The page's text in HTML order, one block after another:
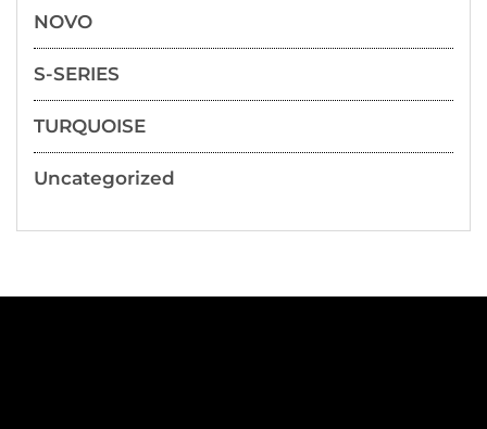
NOVO
S-SERIES
TURQUOISE
Uncategorized